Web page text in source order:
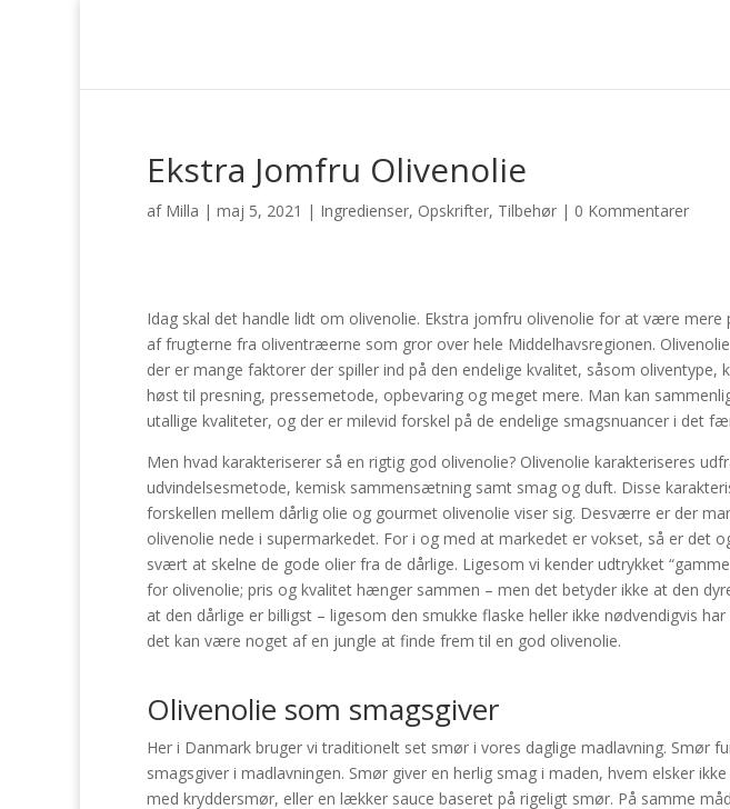
Ekstra Jomfru Olivenolie
af Milla | maj 5, 2021 | Ingredienser, Opskrifter, Tilbehør | 0 Kommentarer
Idag skal det handle lidt om olivenolie. Ekstra jomfru olivenolie for at være
af frugterne fra oliventræerne som gror over hele Middelhavsregionen.
der er mange faktorer der spiller ind på den endelige kvalitet, såsom
høst til presning, pressemetode, opbevaring og meget mere. Man kan
utallige kvaliteter, og der er milevid forskel på de endelige smagsnuancer i det
Men hvad karakteriserer så en rigtig god olivenolie? Olivenolie karakteriseres
udvindelsesmetode, kemisk sammensætning samt smag og duft. Disse
forskellen mellem dårlig olie og gourmet olivenolie viser sig. Desværre er der
olivenolie nede i supermarkedet. For i og med at markedet er vokset, så er det
svært at skelne de gode olier fra de dårlige. Ligesom vi kender udtrykket
for olivenolie; pris og kvalitet hænger sammen – men det betyder ikke at den
at den dårlige er billigst – ligesom den smukke flaske heller ikke nødvendigvis
det kan være noget af en jungle at finde frem til en god olivenolie.
Olivenolie som smagsgiver
Her i Danmark bruger vi traditionelt set smør i vores daglige madlavning. Smør
smagsgiver i madlavningen. Smør giver en herlig smag i maden, hvem elsker
med kryddersmør, eller en lækker sauce baseret på rigeligt smør. På samme